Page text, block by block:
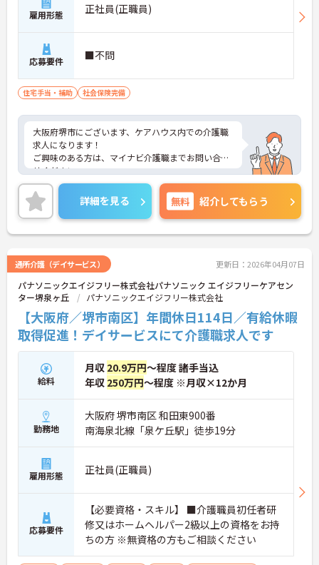
雇用形態 正社員(正職員)
応募要件 ■不問
住宅手当・補助 社会保険完備
大阪府堺市にございます、ケアハウス内での介護職
求人になります！
ご興味のある方は、マイナビ介護職までお問い合わ
せください。
詳細を見る 無料 紹介してもらう
通所介護（デイサービス） 更新日：2026年04月07日
パナソニックエイジフリー株式会社パナソニック エイジフリーケアセン
ター堺泉ヶ丘
パナソニックエイジフリー株式会社
【大阪府／堺市南区】年間休日114日／有給休暇
取得促進！デイサービスにて介護職求人です
給料
月収 20.9万円～程度 諸手当込
年収 250万円～程度 ※月収×12か月
勤務地
大阪府 堺市南区 和田東900番
南海泉北線「泉ケ丘駅」徒歩19分
雇用形態 正社員(正職員)
応募要件
【必要資格・スキル】 ■介護職員初任者研
修又はホームヘルパー2級以上の資格をお持
ちの方 ※無資格の方もご相談ください